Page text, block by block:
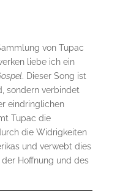
von Tupac
liebe ich ein
. Dieser Song ist
sondern verbindet
eindringlichen
Tupac die
die Widrigkeiten
und verwebt dies
Hoffnung und des